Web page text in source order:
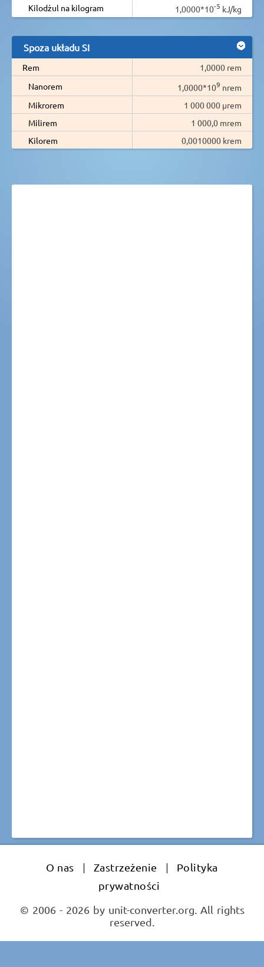
Kilodżul na kilogram
1,0000*10-5 kJ/kg
Spoza układu SI
Rem
1,0000 rem
Nanorem
1,0000*109 nrem
Mikrorem
1 000 000 µrem
Milirem
1 000,0 mrem
Kilorem
0,0010000 krem
O nas | Zastrzeżenie |
Polityka
prywatności
© 2006 - 2026 by unit-converter.org. All rights
reserved.